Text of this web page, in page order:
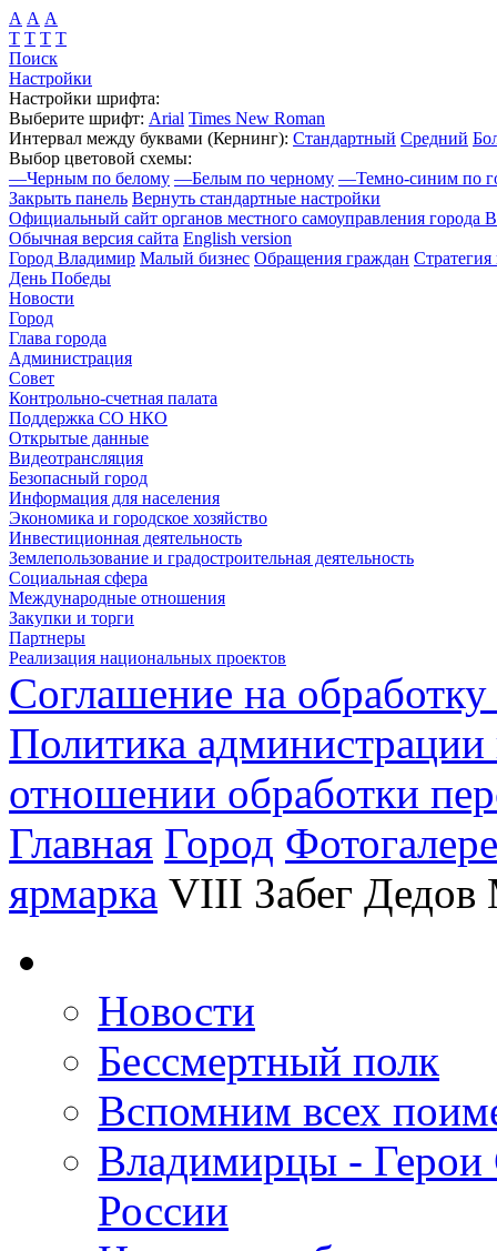
А А А
Т Т Т Т
Поиск
Настройки
Настройки шрифта:
Выберите шрифт: Arial Times New Roman
Интервал между буквами (Кернинг): Стандартный Средний
Выбор цветовой схемы:
—Черным по белому —Белым по черному —Темно-синим по
Закрыть панель Вернуть стандартные настройки
Официальный сайт органов местного самоуправления города
Обычная версия сайта English version
Город Владимир Малый бизнес Обращения граждан Стратегия
День Победы
Новости
Город
Глава города
Администрация
Совет
Контрольно-счетная палата
Поддержка СО НКО
Открытые данные
Видеотрансляция
Безопасный город
Информация для населения
Экономика и городское хозяйство
Инвестиционная деятельность
Землепользование и градостроительная деятельность
Социальная сфера
Международные отношения
Закупки и торги
Партнеры
Реализация национальных проектов
Соглашение на
Политика
отношении обработки
Главная Город
ярмарка VIII Забег Дедов
Новости
Бессмертный полк
Вспомним всех
Владимирцы - Герои
России